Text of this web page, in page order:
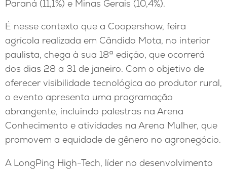
Paraná (11,1%) e Minas Gerais (10,4%).
É nesse contexto que a Coopershow, feira
agrícola realizada em Cândido Mota, no interior
paulista, chega à sua 18ª edição, que ocorrerá
dos dias 28 a 31 de janeiro. Com o objetivo de
oferecer visibilidade tecnológica ao produtor rural,
o evento apresenta uma programação
abrangente, incluindo palestras na Arena
Conhecimento e atividades na Arena Mulher, que
promovem a equidade de gênero no agronegócio.
A LongPing High-Tech, líder no desenvolvimento